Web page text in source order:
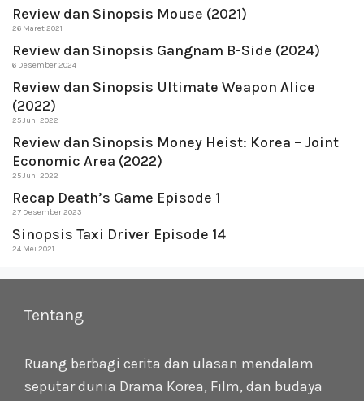
Review dan Sinopsis Mouse (2021)
26 Maret 2021
Review dan Sinopsis Gangnam B-Side (2024)
6 Desember 2024
Review dan Sinopsis Ultimate Weapon Alice
(2022)
25 Juni 2022
Review dan Sinopsis Money Heist: Korea – Joint
Economic Area (2022)
25 Juni 2022
Recap Death’s Game Episode 1
27 Desember 2023
Sinopsis Taxi Driver Episode 14
24 Mei 2021
Tentang
Ruang berbagi cerita dan ulasan mendalam
seputar dunia Drama Korea, Film, dan budaya